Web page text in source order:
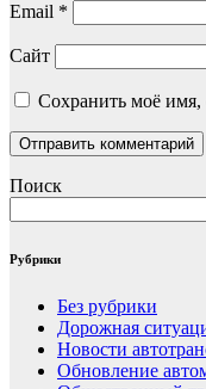
Email *
Сайт
Сохранить моё имя,
Поиск
Рубрики
Без рубрики
Дорожная
Новости
Обновление